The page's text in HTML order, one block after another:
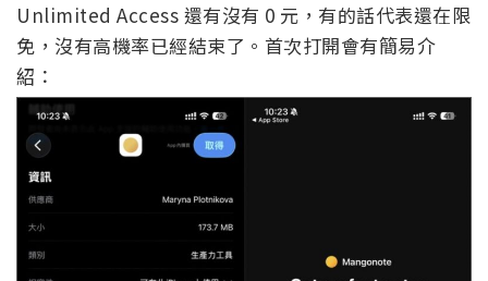
Unlimited Access 還有沒有 0 元，有的話代表還在限
免，沒有高機率已經結束了。首次打開會有簡易介
紹：